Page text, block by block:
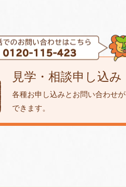
見学・相談申し込み
各種お申し込みとお問い合わせが
できます。